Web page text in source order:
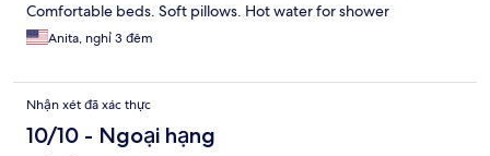
Comfortable beds. Soft pillows. Hot water for shower
Anita, nghỉ 3 đêm
Nhận xét đã xác thực
10/10 - Ngoại hạng